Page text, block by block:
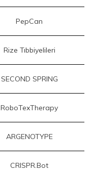
PepCan
Rize Tıbbiyelileri
SECOND SPRING
RoboTexTherapy
ARGENOTYPE
CRISPR.Bot